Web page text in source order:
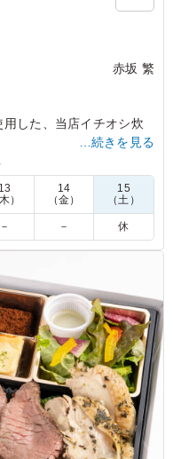
赤坂 繁
した、当店イチオシ炊
しさ・うま味が格段に
く柔らかいお米で、大
ありました。彩りやバ
味しくいただけるお弁
影
…続きを見る
13
）
14
（金）
15
（土）
－ － 休